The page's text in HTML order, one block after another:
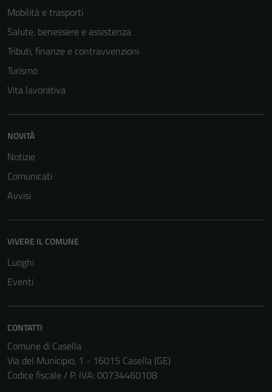
Mobilità e trasporti
Salute, benessere e assistenza
Tributi, finanze e contravvenzioni
Turismo
Vita lavorativa
NOVITÀ
Notizie
Comunicati
Avvisi
VIVERE IL COMUNE
Luoghi
Eventi
CONTATTI
Comune di Casella
Via del Municipio, 1 - 16015 Casella (GE)
Codice fiscale / P. IVA: 00734460108
funzionamento
non raccolgono
Terze parti